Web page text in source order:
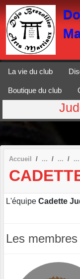
La vie du club
Boutique du club
Accueil
L'équipe Cadette
Les membres
Panneau de gestion